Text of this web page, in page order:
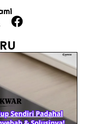
Prabowo Sebut ‘Londo Ireng’, Ray Rangkuti Desak DPR Bersikap, Ini Ulasan Politiknya
MAKI Soroti Penahanan Eks Jampidsus Febrie Adriansyah Tanpa Rompi Pink
Babak Baru Kasus Febrie Adriansyah, Rencana Praperadilan Penyitaan Emas dan Uang Tunai Jadi Sorotan